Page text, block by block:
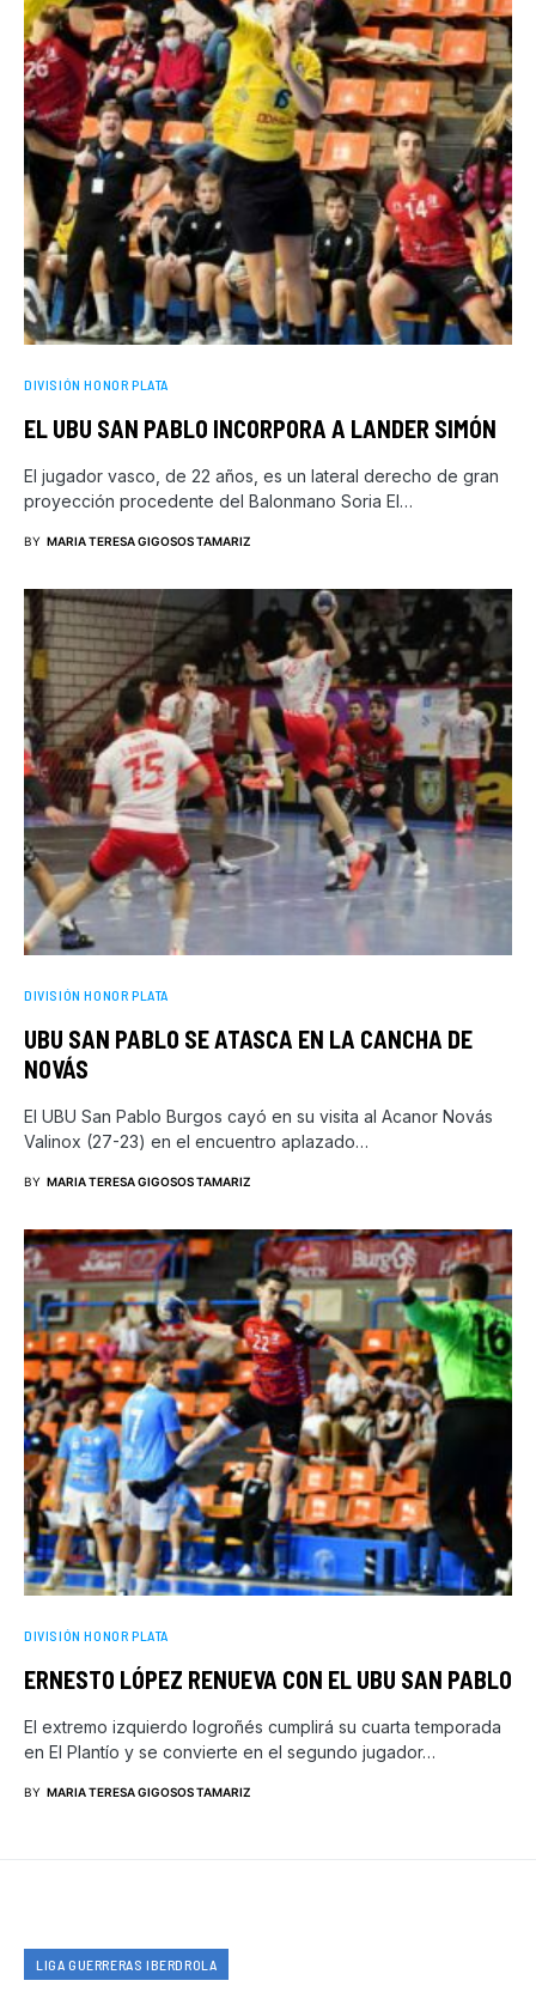
DIVISIÓN HONOR PLATA
EL UBU SAN PABLO INCORPORA A LANDER SIMÓN
El jugador vasco, de 22 años, es un lateral derecho de gran
proyección procedente del Balonmano Soria El…
BY MARIA TERESA GIGOSOS TAMARIZ
DIVISIÓN HONOR PLATA
UBU SAN PABLO SE ATASCA EN LA CANCHA DE
NOVÁS
El UBU San Pablo Burgos cayó en su visita al Acanor Novás
Valinox (27-23) en el encuentro aplazado…
BY MARIA TERESA GIGOSOS TAMARIZ
DIVISIÓN HONOR PLATA
ERNESTO LÓPEZ RENUEVA CON EL UBU SAN PABLO
El extremo izquierdo logroñés cumplirá su cuarta temporada
en El Plantío y se convierte en el segundo jugador…
BY MARIA TERESA GIGOSOS TAMARIZ
LIGA GUERRERAS IBERDROLA